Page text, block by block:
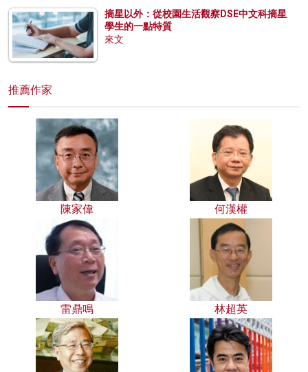
摘星以外：從校園生活觀察DSE中文科摘星
學生的一點特質
來文
推薦作家
陳家偉 何漢權
雷鼎鳴 林超英